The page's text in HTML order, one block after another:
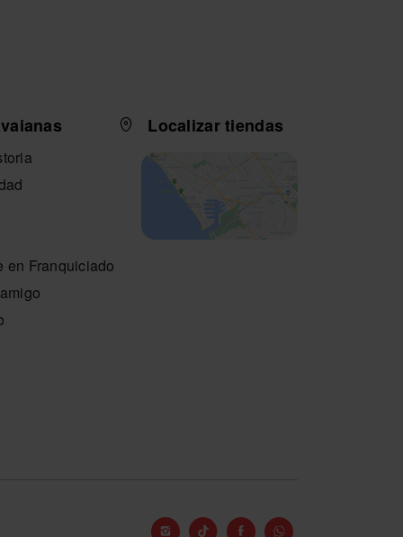
en Franquiciado
Localizar tiendas